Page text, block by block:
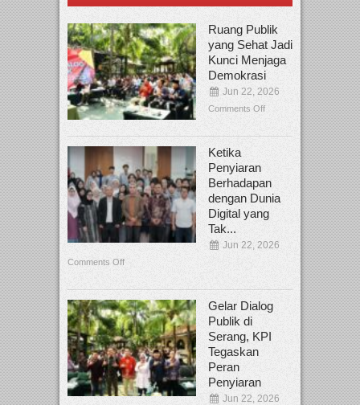
Ruang Publik
yang Sehat Jadi
Kunci Menjaga
Demokrasi
Jun 22, 2026
Comments Off
Ketika
Penyiaran
Berhadapan
dengan Dunia
Digital yang
Tak...
Jun 22, 2026
Comments Off
Gelar Dialog
Publik di
Serang, KPI
Tegaskan
Peran
Penyiaran
Jun 22, 2026